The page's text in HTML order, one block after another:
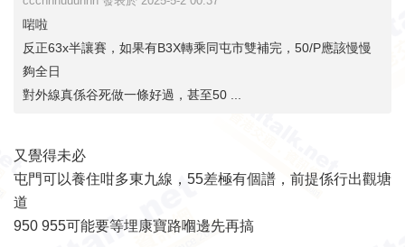
啱啦
反正63x半讓賽，如果有B3X轉乘同屯市雙補完，50/P應該慢慢
夠全日
對外線真係谷死做一條好過，甚至50 ...
又覺得未必
屯門可以養住咁多東九線，55差極有個譜，前提係行出觀塘
道
950 955可能要等埋康寶路嗰邊先再搞